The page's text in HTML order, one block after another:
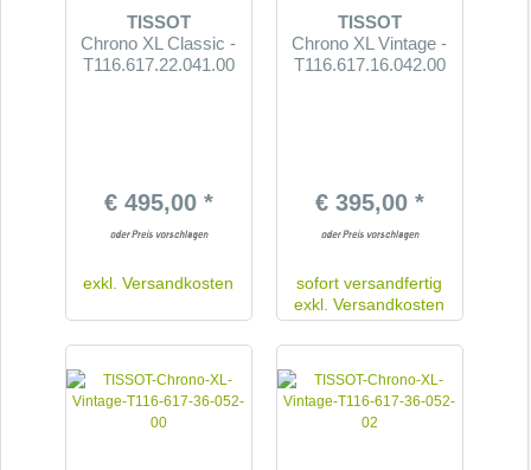
TISSOT
Chrono XL Classic -
T116.617.22.041.00
€ 495,00 *
exkl.Versandkosten
TISSOT
Chrono XL Vintage -
T116.617.16.042.00
€ 395,00 *
sofort versandfertig
exkl.Versandkosten